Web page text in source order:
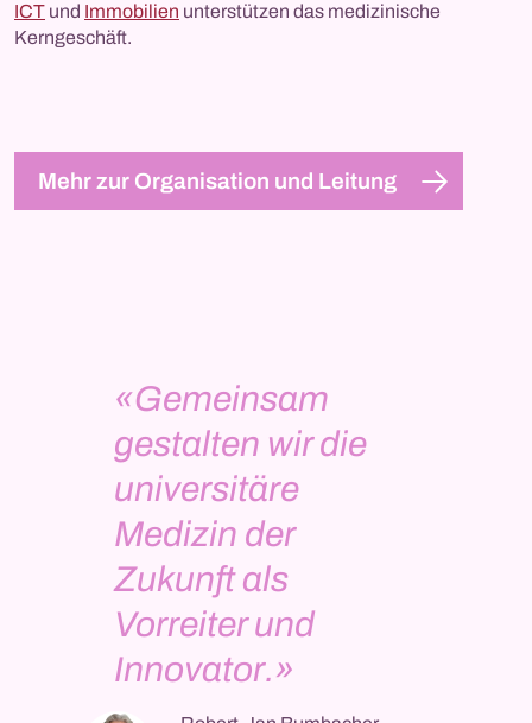
ICT und Immobilien unterstützen das medizinische
Kerngeschäft.
Mehr zur Organisation und Leitung
«Gemeinsam
gestalten wir die
universitäre
Medizin der
Zukunft als
Vorreiter und
Innovator.»